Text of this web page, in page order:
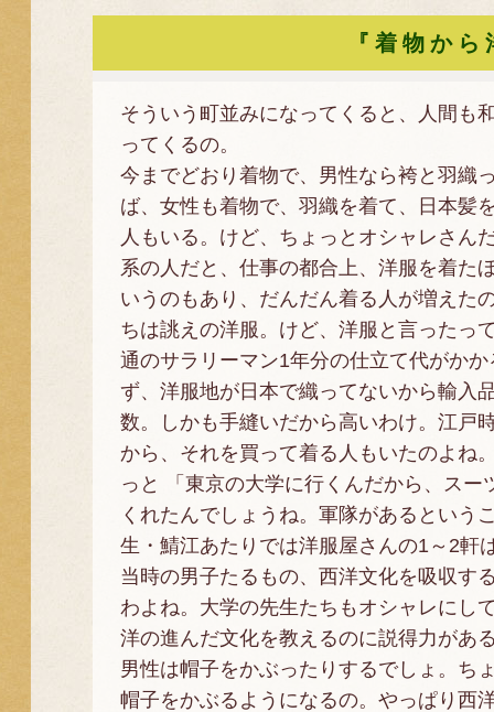
『着物か
そういう町並みになってくると、人間も
ってくるの。
今までどおり着物で、男性なら袴と羽織
ば、女性も着物で、羽織を着て、日本髪
人もいる。けど、ちょっとオシャレさん
系の人だと、仕事の都合上、洋服を着た
いうのもあり、だんだん着る人が増えた
ちは誂えの洋服。けど、洋服と言ったっ
通のサラリーマン1年分の仕立て代がか
ず、洋服地が日本で織ってないから輸入
数。しかも手縫いだから高いわけ。江戸
から、それを買って着る人もいたのよね
っと 「東京の大学に行くんだから、ス
くれたんでしょうね。軍隊があるという
生・鯖江あたりでは洋服屋さんの1～2軒
当時の男子たるもの、西洋文化を吸収す
わよね。大学の先生たちもオシャレにし
洋の進んだ文化を教えるのに説得力があ
男性は帽子をかぶったりするでしょ。ち
帽子をかぶるようになるの。やっぱり西